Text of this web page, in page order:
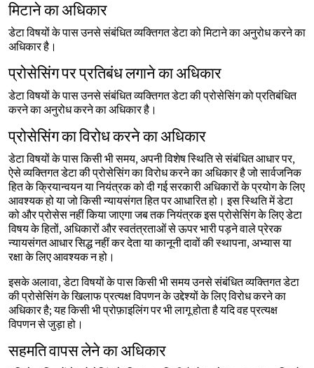
मिटाने का अधिकार
डेटा विषयों के पास उनसे संबंधित व्यक्तिगत डेटा को मिटाने का अनुरोध करने का
अधिकार है।
प्रोसेसिंग पर प्रतिबंध लगाने का अधिकार
डेटा विषयों के पास उनसे संबंधित व्यक्तिगत डेटा की प्रोसेसिंग को प्रतिबंधित
करने का अनुरोध करने का अधिकार है।
प्रोसेसिंग का विरोध करने का अधिकार
डेटा विषयों के पास किसी भी समय, अपनी विशेष स्थिति से संबंधित आधार पर,
ऐसे व्यक्तिगत डेटा की प्रोसेसिंग का विरोध करने का अधिकार है जो सार्वजनिक
हित के क्रियान्वयन या नियंत्रक को दी गई सरकारी अधिकारों के प्रयोग के लिए
आवश्यक हो या जो किसी न्यायसंगत हित पर आधारित हो। इस स्थिति में डेटा
को और प्रोसेस नहीं किया जाएगा जब तक नियंत्रक इस प्रोसेसिंग के लिए डेटा
विषय के हितों, अधिकारों और स्वतंत्रताओं से ऊपर भारी पड़ने वाले प्रेरक
न्यायसंगत आधार सिद्ध नहीं कर देता या कानूनी दावों की स्थापना, अभ्यास या
रक्षा के लिए आवश्यक न हो।
इसके अलावा, डेटा विषयों के पास किसी भी समय उनसे संबंधित व्यक्तिगत डेटा
की प्रोसेसिंग के खिलाफ प्रत्यक्ष विपणन के उद्देश्यों के लिए विरोध करने का
अधिकार है; यह किसी भी प्रोफ़ाइलिंग पर भी लागू होता है यदि वह प्रत्यक्ष
विपणन से जुड़ा हो।
सहमति वापस लेने का अधिकार